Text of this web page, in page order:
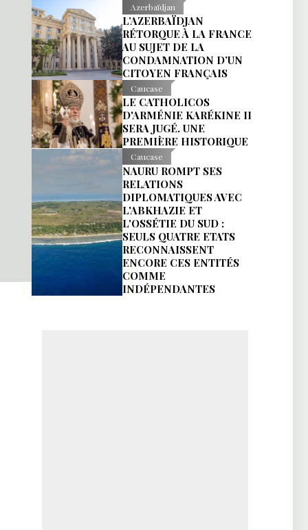
Azerbaïdjan
L’AZERBAÏDJAN
RÉTORQUE À LA FRANCE
AU SUJET DE LA
CONDAMNATION D’UN
CITOYEN FRANÇAIS
Caucase
LE CATHOLICOS
D'ARMÉNIE KARÉKINE II
SERA JUGÉ. UNE
PREMIÈRE HISTORIQUE
Caucase
NAURU ROMPT SES
RELATIONS
DIPLOMATIQUES AVEC
L'ABKHAZIE ET
L'OSSÉTIE DU SUD :
SEULS QUATRE ETATS
RECONNAISSENT
ENCORE CES ENTITÉS
COMME
INDÉPENDANTES